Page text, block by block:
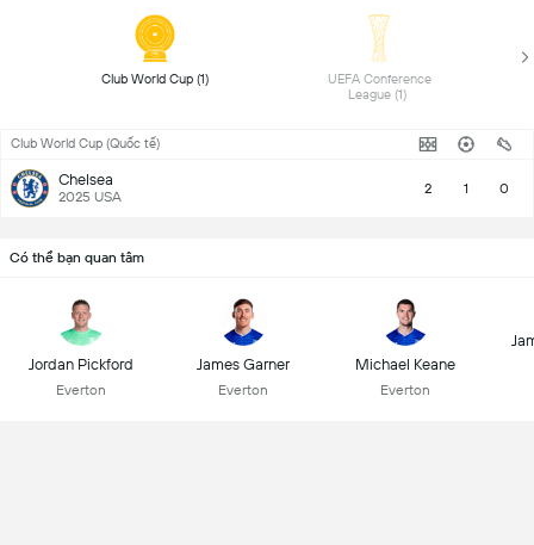
Club World Cup (1)
UEFA Conference
Club World Cup (Quốc tế)
Chelsea
2025 USA 2 1 0
Có thể bạn quan tâm
Jordan Pickford
Everton
James Garner
Everton
Michael Keane
Everton